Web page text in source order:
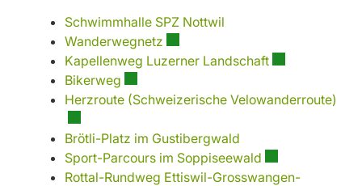
Schwimmhalle SPZ Nottwil
Wanderwegnetz
Kapellenweg Luzerner LandschaftExterner Link
Bikerweg
Herzroute (Schweizerische Velowanderroute)
Brötli-Platz im Gustibergwald
Sport-Parcours im Soppiseewald
Rottal-Rundweg Ettiswil-Grosswangen-